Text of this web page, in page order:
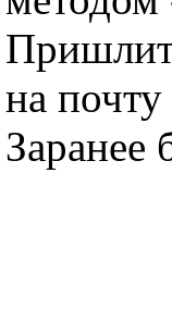
на
Заранее